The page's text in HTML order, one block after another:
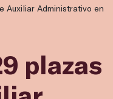
Auxiliar Administrativo en
plazas